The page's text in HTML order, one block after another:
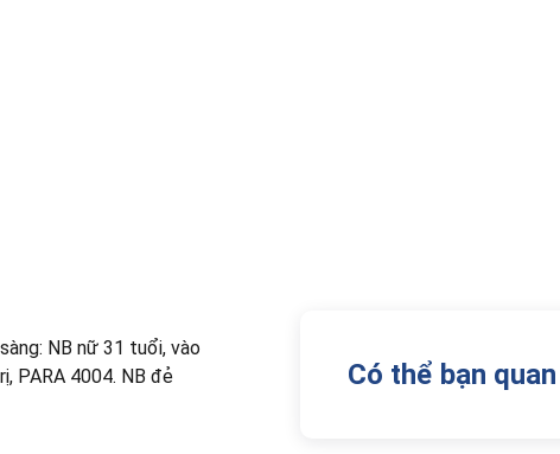
NB nữ 31 tuổi, vào
PARA 4004. NB đẻ
Có thể bạn